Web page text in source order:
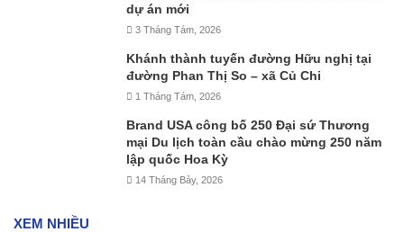
dự án mới
3 Tháng Tám, 2026
Khánh thành tuyến đường Hữu nghị tại
đường Phan Thị So – xã Củ Chi
1 Tháng Tám, 2026
Brand USA công bố 250 Đại sứ Thương
mại Du lịch toàn cầu chào mừng 250 năm
lập quốc Hoa Kỳ
14 Tháng Bảy, 2026
XEM NHIỀU